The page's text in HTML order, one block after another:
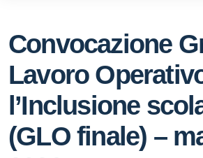
Convocazione
Lavoro
l’Inclusione
(GLO finale) –